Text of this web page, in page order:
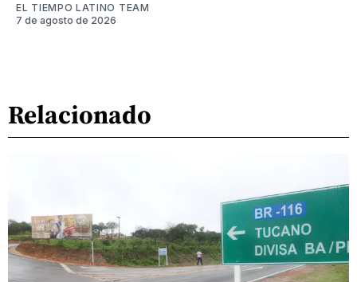
EL TIEMPO LATINO TEAM
7 de agosto de 2026
Relacionado